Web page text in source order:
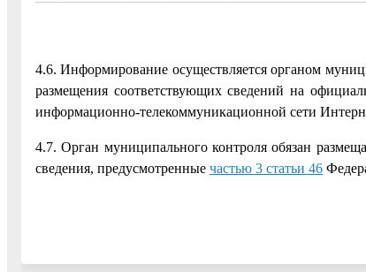
4.6. Информирование осуществляется органом
размещения соответствующих сведений на
информационно-телекоммуникационной сети
4.7. Орган муниципального контроля обязан
сведения, предусмотренные частью 3 статьи 46